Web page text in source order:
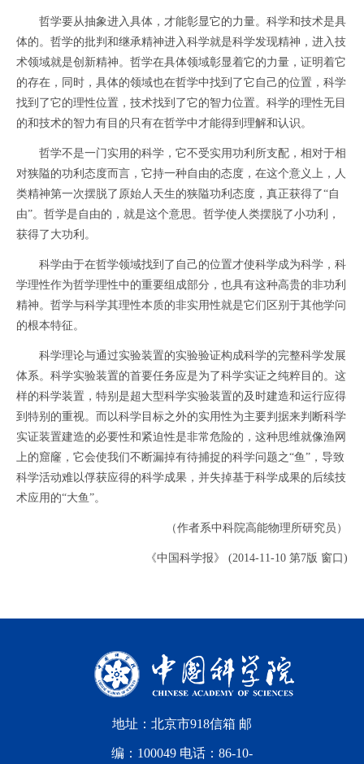
哲学要从抽象进入具体，才能彰显它的力量。科学和技术是具
体的。哲学的批判和继承精神进入科学就是科学发现精神，进入技
术领域就是创新精神。哲学在具体领域彰显着它的力量，证明着它
的存在，同时，具体的领域也在哲学中找到了它自己的位置，科学
找到了它的理性位置，技术找到了它的智力位置。科学的理性无目
的和技术的智力有目的只有在哲学中才能得到理解和认识。
哲学不是一门实用的科学，它不受实用功利所支配，相对于相
对狭隘的功利态度而言，它持一种自由的态度，在这个意义上，人
类精神第一次摆脱了原始人天生的狭隘功利态度，真正获得了“自
由”。哲学是自由的，就是这个意思。哲学使人类摆脱了小功利，
获得了大功利。
科学由于在哲学领域找到了自己的位置才使科学成为科学，科
学理性作为哲学理性中的重要组成部分，也具有这种高贵的非功利
精神。哲学与科学其理性本质的非实用性就是它们区别于其他学问
的根本特征。
科学理论与通过实验装置的实验验证构成科学的完整科学发展
体系。科学实验装置的首要任务应是为了科学实证之纯粹目的。这
样的科学装置，特别是超大型科学实验装置的及时建造和运行应得
到特别的重视。而以科学目标之外的实用性为主要判据来判断科学
实证装置建造的必要性和紧迫性是非常危险的，这种思维就像渔网
上的窟窿，它会使我们不断漏掉有待捕捉的科学问题之“鱼”，导致
科学活动难以俘获应得的科学成果，并失掉基于科学成果的后续技
术应用的“大鱼”。
（作者系中科院高能物理所研究员）
《中国科学报》 (2014-11-10 第7版 窗口)
地址：北京市918信箱 邮
编：100049 电话：86-10-